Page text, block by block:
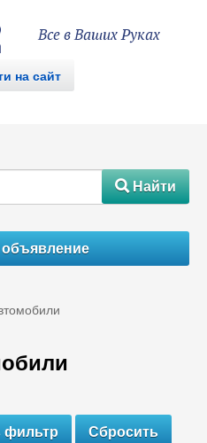
Все в Ваших Руках
на сайт
#Найти